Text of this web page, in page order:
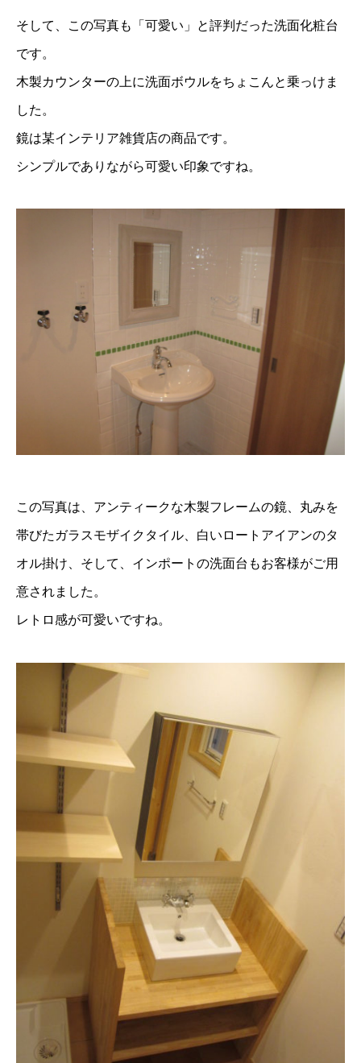
そして、この写真も「可愛い」と評判だった洗面化粧台
です。
木製カウンターの上に洗面ボウルをちょこんと乗っけま
した。
鏡は某インテリア雑貨店の商品です。
シンプルでありながら可愛い印象ですね。
この写真は、アンティークな木製フレームの鏡、丸みを
帯びたガラスモザイクタイル、白いロートアイアンのタ
オル掛け、そして、インポートの洗面台もお客様がご用
意されました。
レトロ感が可愛いですね。